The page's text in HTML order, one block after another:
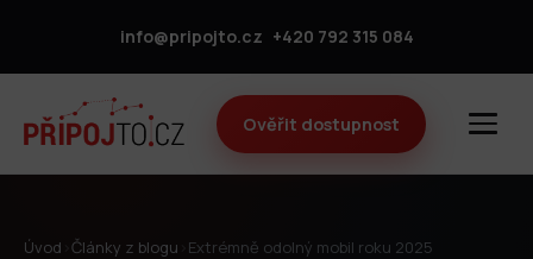
info@pripojto.cz +420 792 315 084
Ověřit dostupnost
Úvod Články z blogu Extrémně odolný mobil roku 2025